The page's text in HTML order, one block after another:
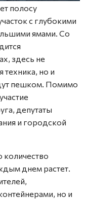
полосу
с глубокими
ямами. Со
здесь не
техника, но и
пешком. Помимо
депутаты
и городской
количество
днем растет.
но и